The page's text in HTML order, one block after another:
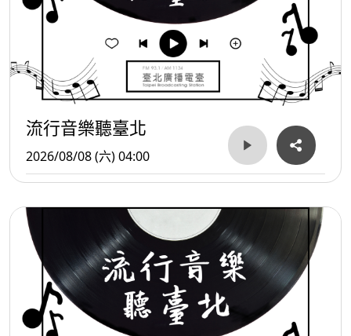
流行音樂聽臺北
2026/08/08 (六) 04:00